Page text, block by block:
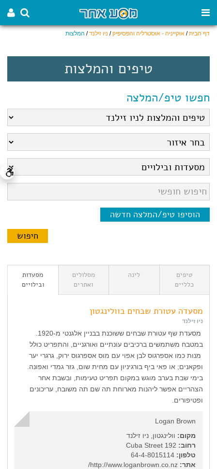
דף הבית/ אוקייניה - אוסטרליה והפסיפיק/ ניו זילנד/ המלצות
טיפים והמלצות
חפשו טיפ/המלצה
הוסיפו טיפ/המלצה חדשה
טיפים
כלליים
לינה
מסלולים
ואתרים
מסעדות
ובילויים
מסעדה עטורת שבחים בוולינגטון
ניו זילנד
במטבח משתמשים ברכיבים עונתיים ואורגניים, והתפריט כולל
מנות כמו אספרגוס לבן אפוי עם מוס אספרגוס ירוק, גרגרי יער
ופקאנים; או פאי ביף בורגיניון עם מחית שום, גזר גמדי ואפונה.
בימי שבת בערב מוגש במקום תפריט טעימות, ובשבת אחר
הצהריים אפשר ליהנות מארוחת תה שם תה משובח, עריכונים
ופטיפורים.
Logan Brown
מקום: וולינגטון, ניו זילנד
רחוב:
טלפון:
אתר: